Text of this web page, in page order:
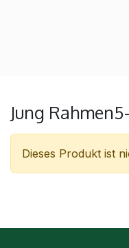
Jung
Dieses Produkt ist